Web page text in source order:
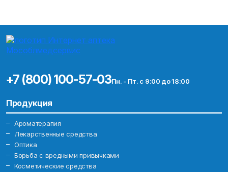
+7 (800) 100-57-03Пн. - Пт. с 9:00 до 18:00
Продукция
Ароматерапия
Лекарственные средства
Оптика
Борьба с вредными привычками
Косметические средства